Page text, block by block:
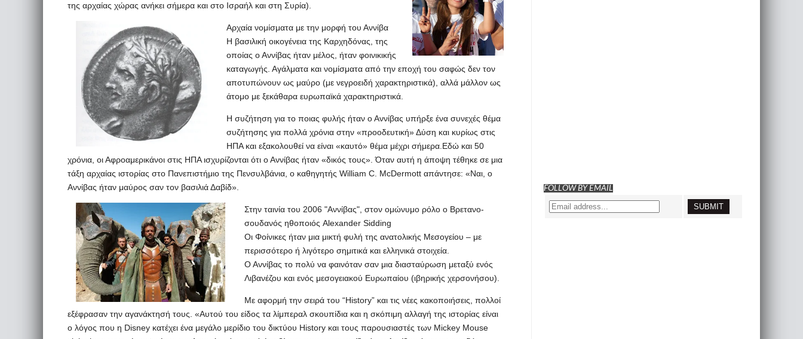
της αρχαίας χώρας ανήκει σήμερα και στο Ισραήλ και στη Συρία).
Αρχαία νομίσματα με την μορφή του Αννίβα
Η βασιλική οικογένεια της Καρχηδόνας, της
οποίας ο Αννίβας ήταν μέλος, ήταν φοινικικής
καταγωγής. Αγάλματα και νομίσματα από την εποχή του σαφώς δεν τον
αποτυπώνουν ως μαύρο (με νεγροειδή χαρακτηριστικά), αλλά μάλλον ως
άτομο με ξεκάθαρα ευρωπαϊκά χαρακτηριστικά.
Η συζήτηση για το ποιας φυλής ήταν ο Αννίβας υπήρξε ένα συνεχές θέμα
συζήτησης για πολλά χρόνια στην «προοδευτική» Δύση και κυρίως στις
ΗΠΑ και εξακολουθεί να είναι «καυτό» θέμα μέχρι σήμερα.Εδώ και 50
χρόνια, οι Αφροαμερικάνοι στις ΗΠΑ ισχυρίζονται ότι ο Αννίβας ήταν «δικός τους». Όταν αυτή η άποψη τέθηκε σε μια
τάξη αρχαίας ιστορίας στο Πανεπιστήμιο της Πενσυλβάνια, ο καθηγητής William C. McDermott απάντησε: «Ναι, ο
Αννίβας ήταν μαύρος σαν τον βασιλιά Δαβίδ».
Στην ταινία του 2006 "Αννίβας", στον ομώνυμο ρόλο ο Βρετανο-
σουδανός ηθοποιός Alexander Sidding
Οι Φοίνικες ήταν μια μικτή φυλή της ανατολικής Μεσογείου – με
περισσότερο ή λιγότερο σημιτικά και ελληνικά στοιχεία.
Ο Αννίβας το πολύ να φαινόταν σαν μια διασταύρωση μεταξύ ενός
Λιβανέζου και ενός μεσογειακού Ευρωπαίου (ιβηρικής χερσονήσου).
Με αφορμή την σειρά του “History” και τις νέες κακοποιήσεις, πολλοί
εξέφρασαν την αγανάκτησή τους. «Αυτού του είδος τα λίμπεραλ σκουπίδια και η σκόπιμη αλλαγή της ιστορίας είναι
ο λόγος που η Disney κατέχει ένα μεγάλο μερίδιο του δικτύου History και τους παρουσιαστές των Mickey Mouse
FOLLOW BY EMAIL